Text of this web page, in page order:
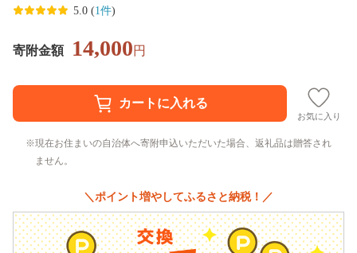
5.0 (1件)
寄附金額 14,000円
お気に入り
現在お住まいの自治体へ寄附申込いただいた場合、返礼品は贈答され
ません。
＼ポイント増やしてふるさと納税！／